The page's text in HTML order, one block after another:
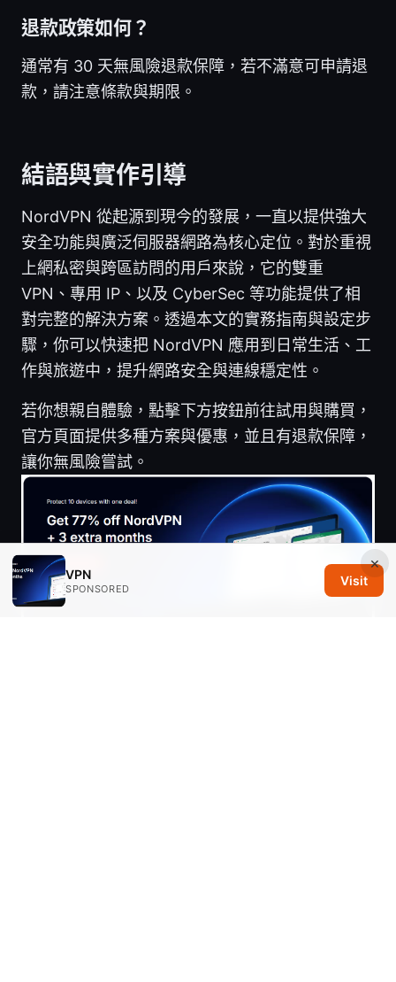
退款政策如何？
通常有 30 天無風險退款保障，若不滿意可申請退
款，請注意條款與期限。
結語與實作引導
NordVPN 從起源到現今的發展，一直以提供強大
安全功能與廣泛伺服器網路為核心定位。對於重視
上網私密與跨區訪問的用戶來說，它的雙重
VPN、專用 IP、以及 CyberSec 等功能提供了相
對完整的解決方案。透過本文的實務指南與設定步
驟，你可以快速把 NordVPN 應用到日常生活、工
作與旅遊中，提升網路安全與連線穩定性。
若你想親自體驗，點擊下方按鈕前往試用與購買，
官方頁面提供多種方案與優惠，並且有退款保障，
讓你無風險嘗試。
×
VPN
SPONSORED
Visit